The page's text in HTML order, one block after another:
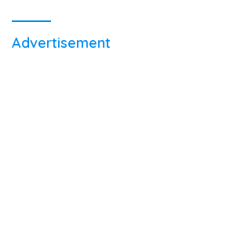
Advertisement